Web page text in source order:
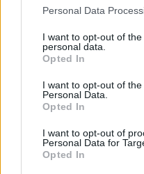
Personal Data
I want to opt-out of
personal data.
Opted In
I want to opt-out of
Personal Data.
Opted In
I want to opt-out of
Personal Data for
Opted In
PSD
AUR
UDMR
PMP (Tomac)
Forța Dreptei (L. Orban)
REPER
SENS